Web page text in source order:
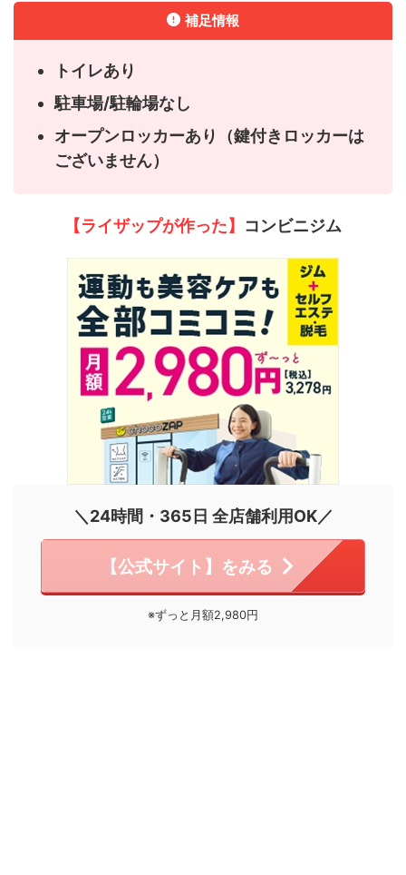
補足情報
トイレあり
駐車場/駐輪場なし
オープンロッカーあり（鍵付きロッカーは
ございません）
【ライザップが作った】 コンビニジム
＼24時間・365日 全店舗利用OK／
【公式サイト】をみる
※ずっと月額2,980円